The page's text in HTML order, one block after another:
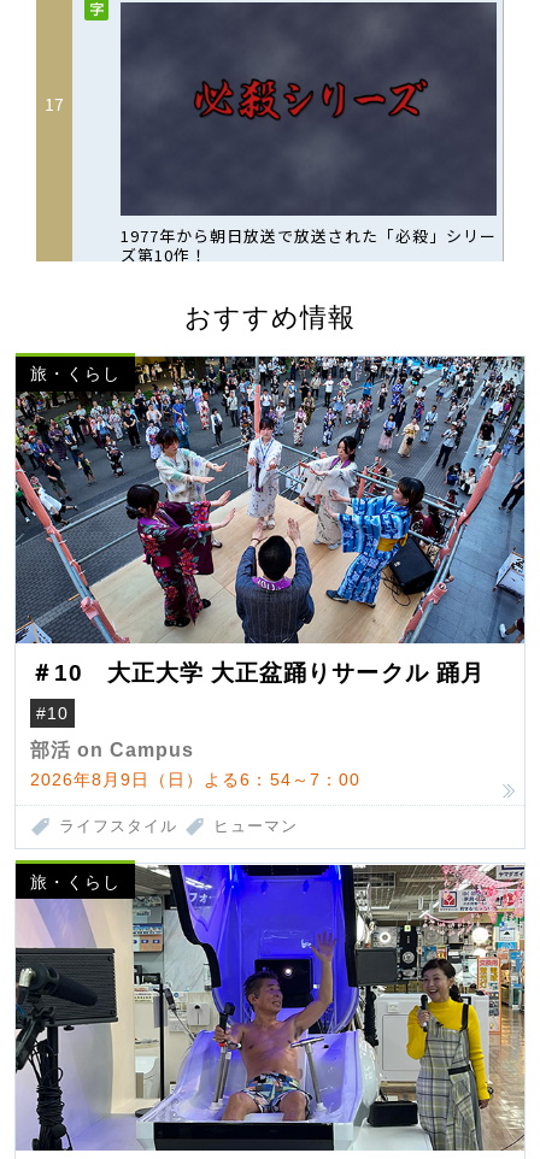
おすすめ情報
旅・くらし
＃10 大正大学 大正盆踊りサークル 踊月
#10
部活 on Campus
2026年8月9日（日）よる6：54～7：00
ライフスタイル ヒューマン
旅・くらし